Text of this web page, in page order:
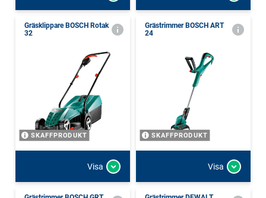
Gräsklippare BOSCH Rotak
32
SKAFFPRODUKT
Visa
Grästrimmer BOSCH ART
24
SKAFFPRODUKT
Visa